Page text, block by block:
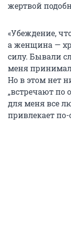
жертвой
«Убеждение,
а женщина —
силу. Бывали
меня
Но в этом нет
„встречают по
для меня все
привлекает по-